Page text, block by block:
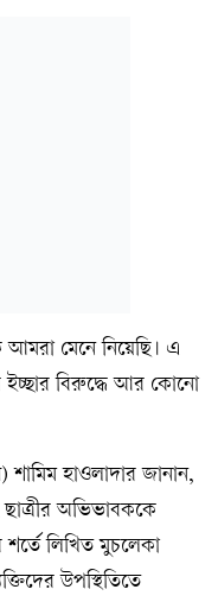
আমরা মেনে নিয়েছি। এ
ইচ্ছার বিরুদ্ধে আর কোনো
শামিম হাওলাদার জানান,
অভিভাবককে
শর্তে লিখিত মুচলেকা
উপস্থিতিতে